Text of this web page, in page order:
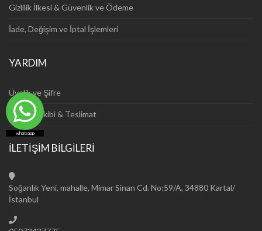
whatsapp
Gizlilik İlkesi & Güvenlik ve Ödeme
İade, Değişim ve İptal İşlemleri
YARDIM
Üyelik ve Şifre
Sipariş Takibi & Teslimat
İLETİŞİM BİLGİLERİ
Soğanlık Yeni, mahalle, Mimar Sinan Cd. No:59/A, 34880 Kartal/
İstanbul